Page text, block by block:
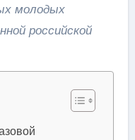
молодых
российской